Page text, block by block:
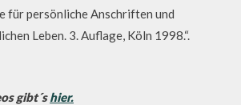
für persönliche Anschriften und
Leben. 3. Auflage, Köln 1998.“.
gibt´shier.